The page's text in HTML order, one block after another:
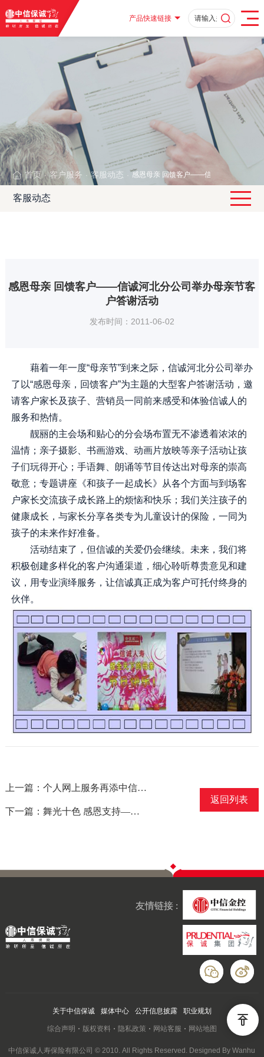
产品快速链接
首页 · 客户服务 · 客服动态 · 感恩母亲 回馈客户——信诚河北分公
客服动态
感恩母亲 回馈客户——信诚河北分公司举办母亲节客
户答谢活动
发布时间：2011-06-02
藉着一年一度“母亲节”到来之际，信诚河北分公司举办
了以“感恩母亲，回馈客户”为主题的大型客户答谢活动，邀
请客户家长及孩子、营销员一同前来感受和体验信诚人的
服务和热情。
靓丽的主会场和贴心的分会场布置无不渗透着浓浓的
温情；亲子摄影、书画游戏、动画片放映等亲子活动让孩
子们玩得开心；手语舞、朗诵等节目传达出对母亲的崇高
敬意；专题讲座《和孩子一起成长》从各个方面与到场客
户家长交流孩子成长路上的烦恼和快乐；我们关注孩子的
健康成长，与家长分享各类专为儿童设计的保险，一同为
孩子的未来作好准备。
活动结束了，但信诚的关爱仍会继续。未来，我们将
积极创建多样化的客户沟通渠道，细心聆听尊贵意见和建
议，用专业演绎服务，让信诚真正成为客户可托付终身的
伙伴。
上一篇：个人网上服务再添中信网银渠道
下一篇：舞光十色 感恩支持——信诚北分举办同一首歌大型客户联谊活动
返回列表
友情链接 :
关于中信保诚 媒体中心 公开信息披露 职业规划
综合声明 版权资料 隐私政策 网站客服 网站地图
中信保诚人寿保险有限公司 © 2010. All Rights Reserved. Designed By Wanhu